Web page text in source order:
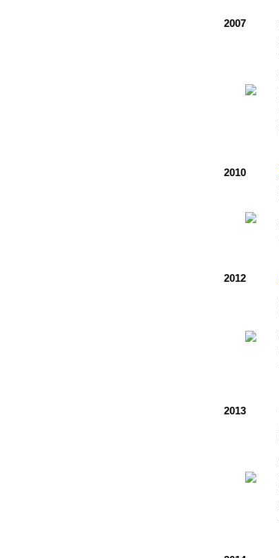
2007
2010
2012
2013